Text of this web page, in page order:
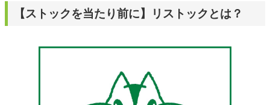
【ストックを当たり前に】リストックとは？